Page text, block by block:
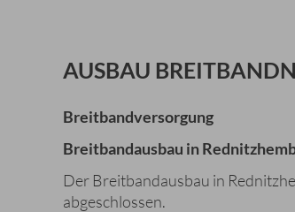
AUSBAU
Breitbandversorgung
Breitbandausbau in
Der Breitbandausbau in
abgeschlossen.